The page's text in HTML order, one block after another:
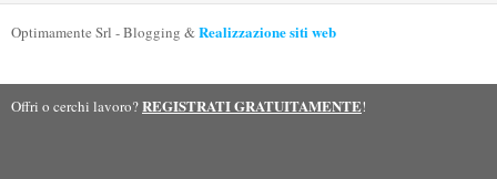
Optimamente Srl - Blogging &Realizzazione siti web
Offri o cerchi lavoro?REGISTRATI GRATUITAMENTE!